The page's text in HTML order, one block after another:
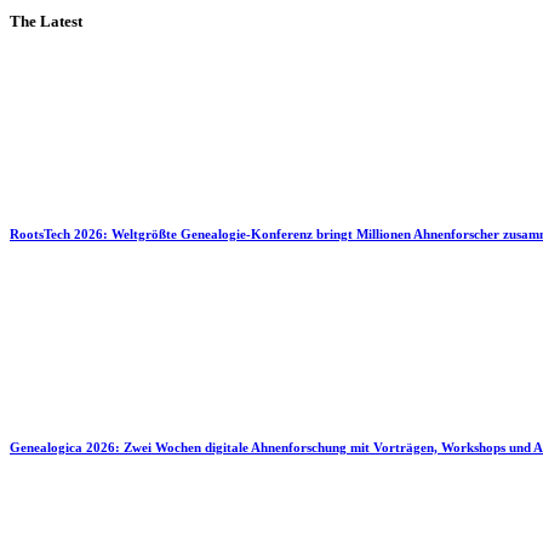
The Latest
RootsTech 2026: Weltgrößte Genealogie-Konferenz bringt Millionen Ahnenforscher
Genealogica 2026: Zwei Wochen digitale Ahnenforschung mit Vorträgen, Workshops und